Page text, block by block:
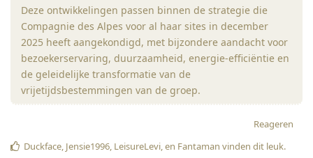
Deze ontwikkelingen passen binnen de strategie die
Compagnie des Alpes voor al haar sites in december
2025 heeft aangekondigd, met bijzondere aandacht voor
bezoekerservaring, duurzaamheid, energie-efficiëntie en
de geleidelijke transformatie van de
vrijetijdsbestemmingen van de groep.
Reageren
Duckface, Jensie1996, LeisureLevi, en Fantaman vinden dit leuk.